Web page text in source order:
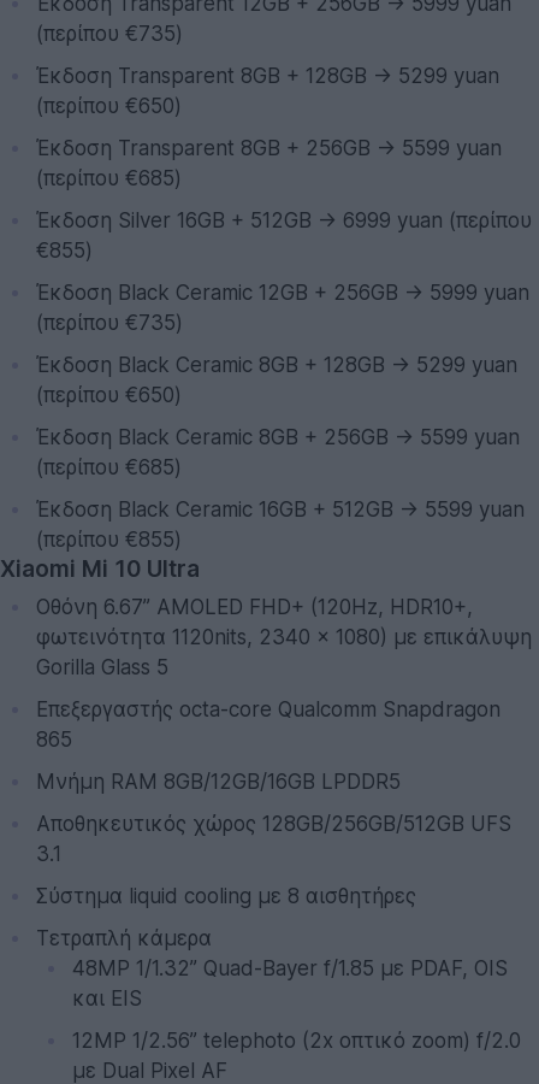
(περίπου €735)
Έκδοση Transparent 8GB + 128GB -> 5299 yuan
(περίπου €650)
Έκδοση Transparent 8GB + 256GB -> 5599 yuan
(περίπου €685)
Έκδοση Silver 16GB + 512GB -> 6999 yuan (περίπου
€855)
Έκδοση Black Ceramic 12GB + 256GB -> 5999 yuan
(περίπου €735)
Έκδοση Black Ceramic 8GB + 128GB -> 5299 yuan
(περίπου €650)
Έκδοση Black Ceramic 8GB + 256GB -> 5599 yuan
(περίπου €685)
Έκδοση Black Ceramic 16GB + 512GB -> 5599 yuan
(περίπου €855)
Xiaomi Mi 10 Ultra
Οθόνη 6.67’’ AMOLED FHD+ (120Hz, HDR10+,
φωτεινότητα 1120nits, 2340 x 1080) με επικάλυψη
Gorilla Glass 5
Επεξεργαστής octa-core Qualcomm Snapdragon
865
Μνήμη RAM 8GB/12GB/16GB LPDDR5
Αποθηκευτικός χώρος 128GB/256GB/512GB UFS
3.1
Σύστημα liquid cooling με 8 αισθητήρες
Τετραπλή κάμερα
48MP 1/1.32’’ Quad-Bayer f/1.85 με PDAF, OIS
και EIS
12MP 1/2.56’’ telephoto (2x οπτικό zoom) f/2.0
με Dual Pixel AF